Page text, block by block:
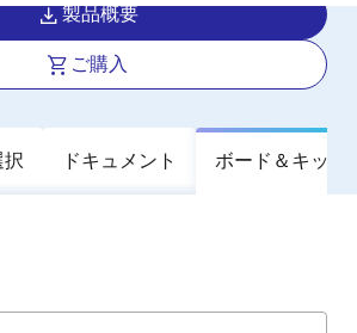
製品概要
ご購入
ドキュメント ボード＆キット